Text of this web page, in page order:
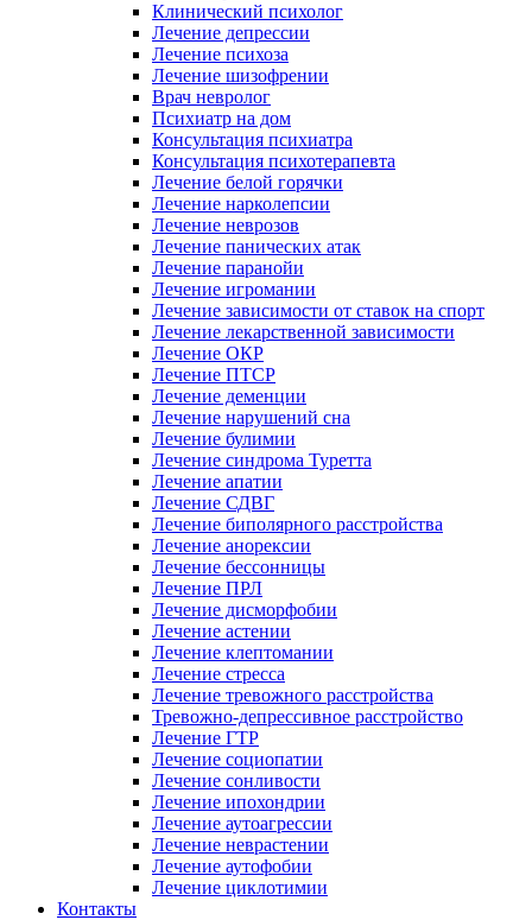
Клинический психолог
Лечение депрессии
Лечение психоза
Лечение шизофрении
Врач невролог
Психиатр на дом
Консультация психиатра
Консультация психотерапевта
Лечение белой горячки
Лечение нарколепсии
Лечение неврозов
Лечение панических атак
Лечение паранойи
Лечение игромании
Лечение зависимости от ставок на спорт
Лечение лекарственной зависимости
Лечение ОКР
Лечение ПТСР
Лечение деменции
Лечение нарушений сна
Лечение булимии
Лечение синдрома Туретта
Лечение апатии
Лечение СДВГ
Лечение биполярного расстройства
Лечение анорексии
Лечение бессонницы
Лечение ПРЛ
Лечение дисморфобии
Лечение астении
Лечение клептомании
Лечение стресса
Лечение тревожного расстройства
Тревожно-депрессивное расстройство
Лечение ГТР
Лечение социопатии
Лечение сонливости
Лечение ипохондрии
Лечение аутоагрессии
Лечение неврастении
Лечение аутофобии
Лечение циклотимии
Контакты